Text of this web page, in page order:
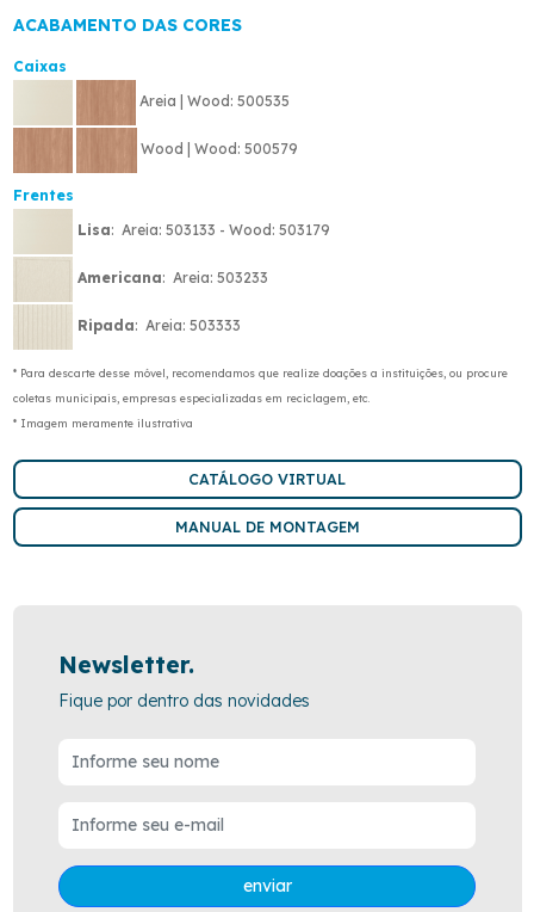
ACABAMENTO DAS CORES
Caixas
Areia | Wood: 500535
Wood | Wood: 500579
Frentes
Lisa: Areia: 503133 - Wood: 503179
Americana: Areia: 503233
Ripada: Areia: 503333
* Para descarte desse móvel, recomendamos que realize doações a instituições, ou procure
coletas municipais, empresas especializadas em reciclagem, etc.
* Imagem meramente ilustrativa
CATÁLOGO VIRTUAL
MANUAL DE MONTAGEM
Newsletter.
Fique por dentro das novidades
enviar